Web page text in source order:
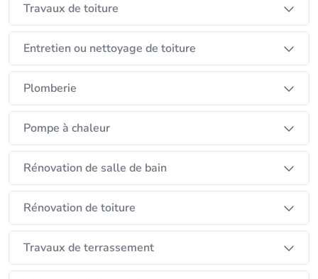
Travaux de toiture
Entretien ou nettoyage de toiture
Plomberie
Pompe à chaleur
Rénovation de salle de bain
Rénovation de toiture
Travaux de terrassement